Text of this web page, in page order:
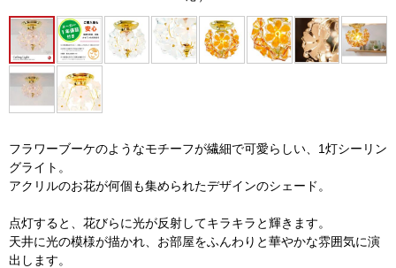
フラワーブーケのようなモチーフが繊細で可愛らしい、1灯シーリン
グライト。
アクリルのお花が何個も集められたデザインのシェード。
点灯すると、花びらに光が反射してキラキラと輝きます。
天井に光の模様が描かれ、お部屋をふんわりと華やかな雰囲気に演
出します。